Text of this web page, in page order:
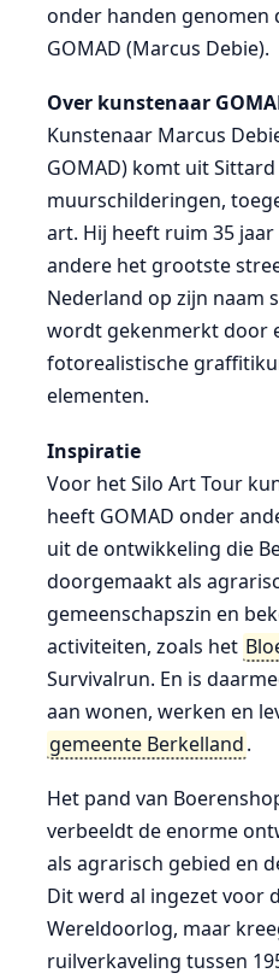
onder handen genomen
GOMAD (Marcus Debie).
Over kunstenaar
Kunstenaar Marcus
GOMAD) komt uit
muurschilderingen,
art. Hij heeft ruim 35
andere het grootste
Nederland op zijn naam
wordt gekenmerkt door
fotorealistische
elementen.
Inspiratie
Voor het Silo Art Tour
heeft GOMAD onder
uit de ontwikkeling die
doorgemaakt als
gemeenschapszin en
activiteiten, zoals het
Survivalrun. En is
aan wonen, werken en
gemeente Berkelland.
Het pand van
verbeeldt de enorme
als agrarisch gebied en
Dit werd al ingezet voor
Wereldoorlog, maar
ruilverkaveling tussen